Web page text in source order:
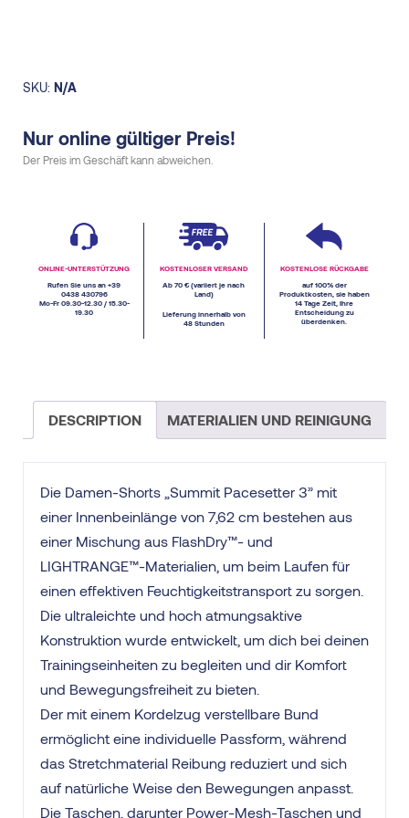
SKU: N/A
Nur online gültiger Preis!
Der Preis im Geschäft kann abweichen.
ONLINE-UNTERSTÜTZUNG
Rufen Sie uns an +39
0438 430796
Mo-Fr 09.30-12.30 / 15.30-
19.30
KOSTENLOSER VERSAND
Ab 70 € (variiert je nach
Land)
Lieferung innerhalb von
48 Stunden
KOSTENLOSE RÜCKGABE
auf 100% der
Produktkosten, sie haben
14 Tage Zeit, Ihre
Entscheidung zu
überdenken.
DESCRIPTION MATERIALIEN UND REINIGUNG
Die Damen-Shorts „Summit Pacesetter 3” mit
einer Innenbeinlänge von 7,62 cm bestehen aus
einer Mischung aus FlashDry™- und
LIGHTRANGE™-Materialien, um beim Laufen für
einen effektiven Feuchtigkeitstransport zu sorgen.
Die ultraleichte und hoch atmungsaktive
Konstruktion wurde entwickelt, um dich bei deinen
Trainingseinheiten zu begleiten und dir Komfort
und Bewegungsfreiheit zu bieten.
Der mit einem Kordelzug verstellbare Bund
ermöglicht eine individuelle Passform, während
das Stretchmaterial Reibung reduziert und sich
auf natürliche Weise den Bewegungen anpasst.
Die Taschen, darunter Power-Mesh-Taschen und